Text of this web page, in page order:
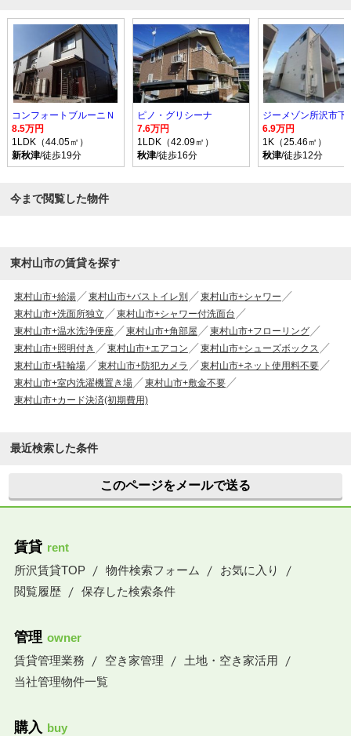
コンフォートブルーニＮ
8.5万円
1LDK（44.05㎡）
新秋津/徒歩19分
ピノ・グリシーナ
7.6万円
1LDK（42.09㎡）
秋津/徒歩16分
6.9万円
1K（25.46㎡）
秋津/徒歩12分
今まで閲覧した物件
東村山市の賃貸を探す
東村山市+給湯 東村山市+バストイレ別
東村山市+シャワー
東村山市+洗面所独立
東村山市+シャワー付洗面台
東村山市+温水洗浄便座
東村山市+角部屋
東村山市+フローリング
東村山市+照明付き
東村山市+エアコン
東村山市+シューズボックス
東村山市+駐輪場
東村山市+防犯カメラ
東村山市+ネット使用料不要
東村山市+室内洗濯機置き場
東村山市+敷金不要
東村山市+カード決済(初期費用)
最近検索した条件
このページをメールで送る
賃貸 rent
所沢賃貸TOP
物件検索フォーム
お気に入り
閲覧履歴
保存した検索条件
管理 owner
賃貸管理業務
空き家管理
土地・空き家活用
当社管理物件一覧
購入 buy